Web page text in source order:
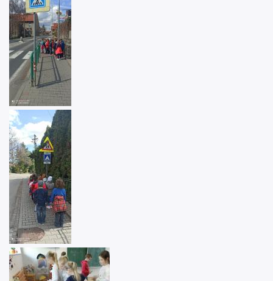
Image
Image